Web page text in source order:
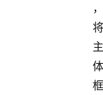
，
将
主
体
框